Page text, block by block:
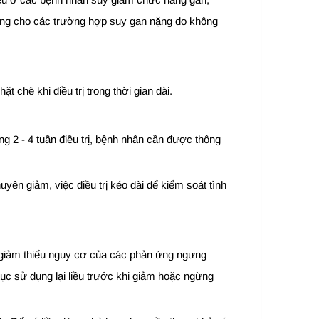
cho các trường hợp suy gan nặng do không
chẽ khi điều trị trong thời gian dài.
2 - 4 tuần điều trị, bệnh nhân cần được thông
giảm, việc điều trị kéo dài để kiểm soát tình
thiểu nguy cơ của các phản ứng ngưng
sử dụng lại liều trước khi giảm hoặc ngừng